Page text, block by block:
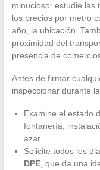
minucioso: estudie las
los precios por metro
año, la ubicación.
proximidad del
presencia de
Antes de firmar
inspeccionar durante
Examine el estado
fontanería,
azar.
Solicite todos los
DPE, que da una